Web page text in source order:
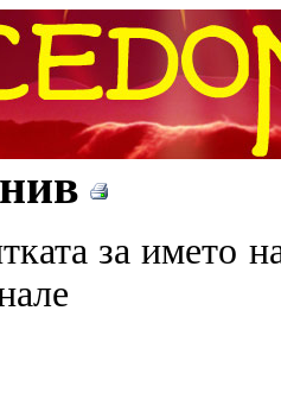
за името